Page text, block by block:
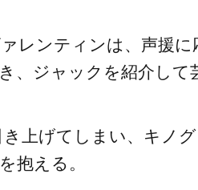
レンティンは、声援に
、ジャックを紹介して
上げてしまい、キノグ
抱える。